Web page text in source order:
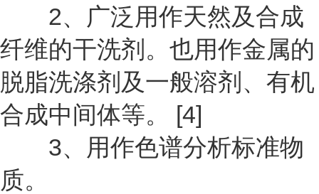
2、广泛用作天然及合成
纤维的干洗剂。也用作金属的
脱脂洗涤剂及一般溶剂、有机
合成中间体等。 [4]
3、用作色谱分析标准物
质。